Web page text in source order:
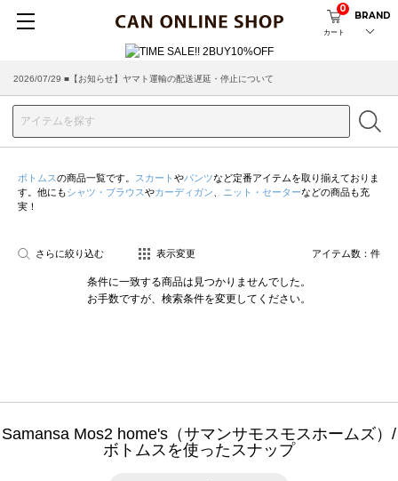
カート
0
BRAND
2026/07/29 ■【お知らせ】ヤマト運輸の配送遅延・停止について
ボトムスの商品一覧です。 スカート やパンツなど定番アイテムを取り揃えておりま
す。他にもシャツ・ブラウスやカーディガン ニット・セーターなどの商品も充
実！
さらに絞り込む 表示変更 アイテム数： 件
条件に一致する商品は見つかりませんでした。
お手数ですが、検索条件を変更してください。
Samansa Mos2 home's（サマンサモスモスホームズ）/
ボトムスを使ったスナップ